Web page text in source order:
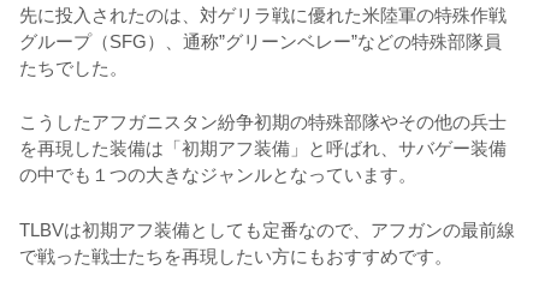
先に投入されたのは、対ゲリラ戦に優れた米陸軍の特殊作戦
グループ（SFG）、通称”グリーンベレー”などの特殊部隊員
たちでした。
こうしたアフガニスタン紛争初期の特殊部隊やその他の兵士
を再現した装備は「初期アフ装備」と呼ばれ、サバゲー装備
の中でも１つの大きなジャンルとなっています。
TLBVは初期アフ装備としても定番なので、アフガンの最前線
で戦った戦士たちを再現したい方にもおすすめです。